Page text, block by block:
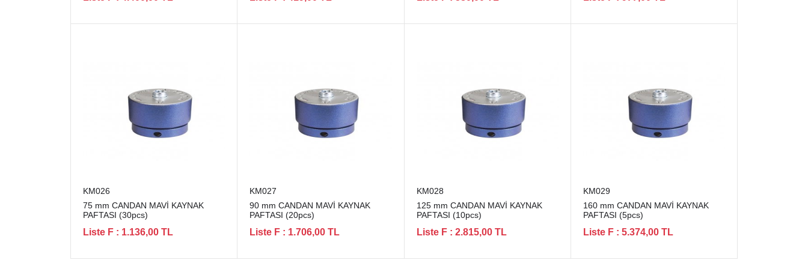
KM026
75 mm CANDAN MAVİ KAYNAK
PAFTASI (30pcs)
Liste F : 1.136,00 TL
KM027
90 mm CANDAN MAVİ KAYNAK
PAFTASI (20pcs)
Liste F : 1.706,00 TL
KM028
125 mm CANDAN MAVİ KAYNAK
PAFTASI (10pcs)
Liste F : 2.815,00 TL
KM029
160 mm CANDAN MAVİ KAYNAK
PAFTASI (5pcs)
Liste F : 5.374,00 TL